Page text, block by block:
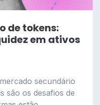
de tokens:
em ativos
secundário
são os desafios de